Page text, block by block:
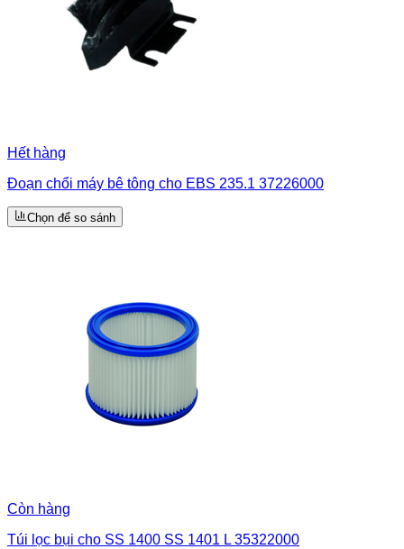
Hết hàng
Đoạn chổi máy bê tông cho EBS 235.1 37226000
Chọn để so sánh
Còn hàng
Túi lọc bụi cho SS 1400 SS 1401 L 35322000